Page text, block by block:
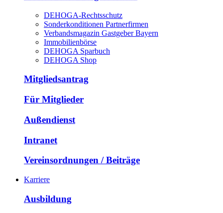
DEHOGA-Rechtsschutz
Sonderkonditionen Partnerfirmen
Verbandsmagazin Gastgeber Bayern
Immobilienbörse
DEHOGA Sparbuch
DEHOGA Shop
Mitgliedsantrag
Für Mitglieder
Außendienst
Intranet
Vereinsordnungen / Beiträge
Karriere
Ausbildung